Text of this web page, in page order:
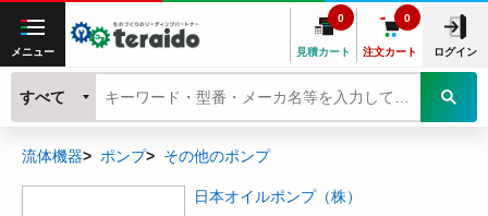
メニュー 見積カート
0
注文カート
0
ログイン
すべて
流体機器 ポンプ その他のポンプ
日本オイルポンプ（株）